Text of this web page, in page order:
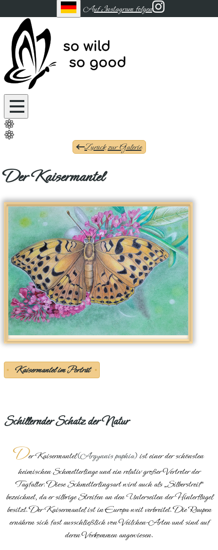
Auf Instagram folgen
Zurück zur Galerie
Der Kaisermantel
Kaisermantel im Porträt
Schillernder Schatz der Natur
Der Kaisermantel(Argynnis paphia)ist einer der schönsten
heimischen Schmetterlinge und ein relativ großer Vertreter der
Tagfalter. Diese Schmetterlingsart wird auch als „Silberstreif“
bezeichnet, da er silbrige Streifen an den Unterseiten der Hinterflügel
besitzt. Der Kaisermantel ist in Europa weit verbreitet. Die Raupen
ernähren sich fast ausschließlich von Veilchen-Arten und sind auf
deren Vorkommen angewiesen.